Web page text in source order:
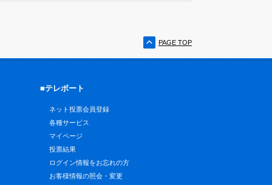
PAGE TOP
■テレボート
ネット投票会員登録
各種サービス
マイページ
投票結果
ログイン情報をお忘れの方
お客様情報の照会・変更